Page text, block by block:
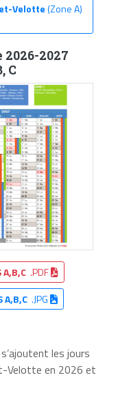
Velotte(Zone A)
2027
C
A,B,C .PDF
A,B,C.JPG
les jours
Velotte en 2026 et